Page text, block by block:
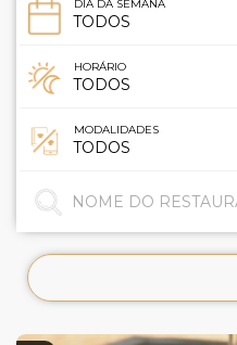
DIA DA SEMANA
HORÁRIO
MODALIDADES